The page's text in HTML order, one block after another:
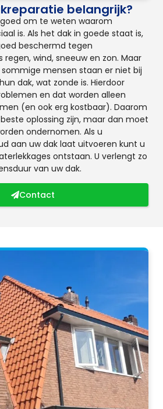
belangrijk?
om te weten waarom
is. Als het dak in goede staat is,
beschermd tegen
regen, wind, sneeuw en zon. Maar
mensen staan er niet bij
dak, wat zonde is. Hierdoor
en dat worden alleen
(en ook erg kostbaar). Daarom
oplossing zijn, maar dan moet
ondernomen. Als u
aan uw dak laat uitvoeren kunt u
ontstaan. U verlengt zo
van uw dak.
Contact